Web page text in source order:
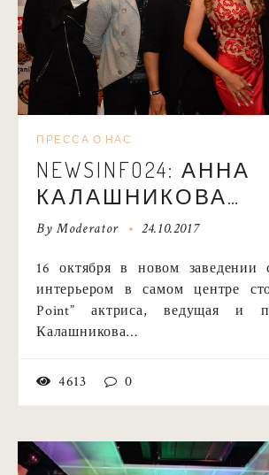
ПРЕССА О НАС
NEWSINFO24: АННА
КАЛАШНИКОВА
ПРЕЗЕНТОВАЛА
ByModerator 24.10.2017
16 октября в новом заведении
интерьером в самом центре
Point” актриса, ведущая и
Калашникова…
4613 0